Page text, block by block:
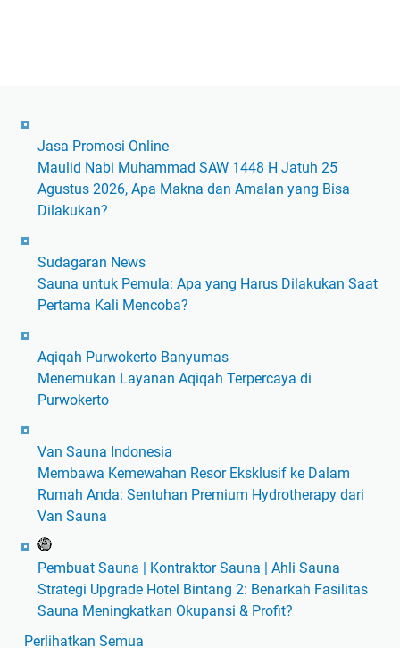
Jasa Promosi Online
Maulid Nabi Muhammad SAW 1448 H Jatuh 25
Agustus 2026, Apa Makna dan Amalan yang Bisa
Dilakukan?
Sudagaran News
Sauna untuk Pemula: Apa yang Harus Dilakukan Saat
Pertama Kali Mencoba?
Aqiqah Purwokerto Banyumas
Menemukan Layanan Aqiqah Terpercaya di
Purwokerto
Van Sauna Indonesia
Membawa Kemewahan Resor Eksklusif ke Dalam
Rumah Anda: Sentuhan Premium Hydrotherapy dari
Van Sauna
Pembuat Sauna | Kontraktor Sauna | Ahli Sauna
Strategi Upgrade Hotel Bintang 2: Benarkah Fasilitas
Sauna Meningkatkan Okupansi & Profit?
Perlihatkan Semua